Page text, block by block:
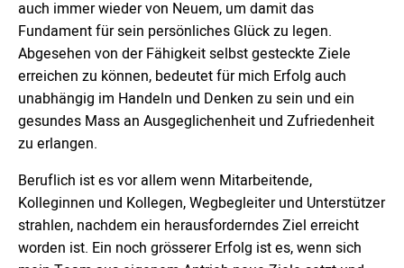
auch immer wieder von Neuem, um damit das
Fundament für sein persönliches Glück zu legen.
Abgesehen von der Fähigkeit selbst gesteckte Ziele
erreichen zu können, bedeutet für mich Erfolg auch
unabhängig im Handeln und Denken zu sein und ein
gesundes Mass an Ausgeglichenheit und Zufriedenheit
zu erlangen.
Beruflich ist es vor allem wenn Mitarbeitende,
Kolleginnen und Kollegen, Wegbegleiter und Unterstützer
strahlen, nachdem ein herausforderndes Ziel erreicht
worden ist. Ein noch grösserer Erfolg ist es, wenn sich